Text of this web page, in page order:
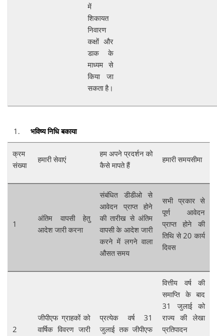
में
शिकायत
निवारण
कक्षों और
डाक के
माध्यम से
किया जा
सकता है।
भविष्य निधि बकाया
क्रम
संख्या
हमारी सेवाएं
हम अपने प्रदर्शन को
कैसे मापते हैं
हमारी समयसीमा
1
अंतिम वापसी हेतु
आदेश जारी करना
संबंधित डीडीओ से
आवेदन प्राप्त होने
की तारीख से अंतिम
वापसी के आदेश जारी
करने में लगने वाला
औसत समय
सभी प्रकार से
पूर्ण आवेदन
प्राप्त होने की
तिथि से 20 कार्य
दिवस
2
जीपीएफ ग्राहकों को
वार्षिक विवरण जारी
प्रत्येक वर्ष 31
जुलाई तक जीपीएफ
वित्तीय वर्ष की
समाप्ति के बाद
31 जुलाई को
राज्य की लेखा
प्रतिपादन